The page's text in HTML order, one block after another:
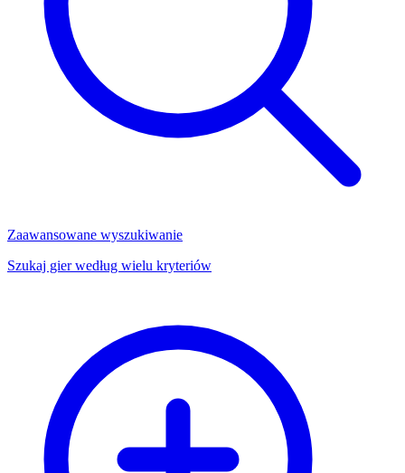
Zaawansowane wyszukiwanie
Szukaj gier według wielu kryteriów